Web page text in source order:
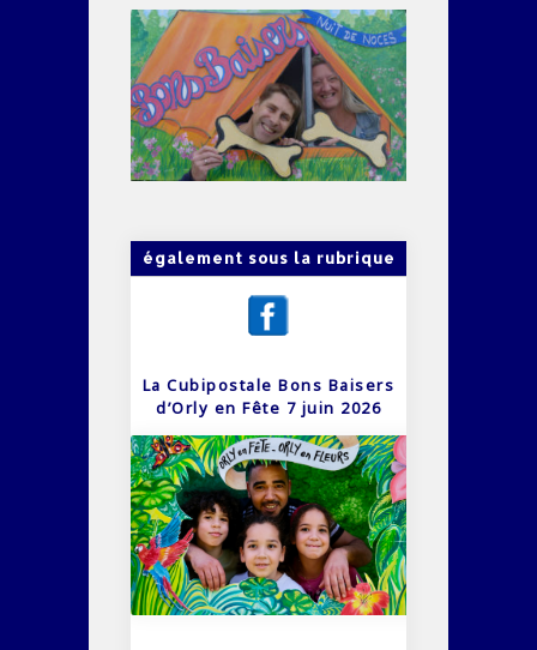
également sous la rubrique
La Cubipostale Bons Baisers
d’Orly en Fête 7 juin 2026